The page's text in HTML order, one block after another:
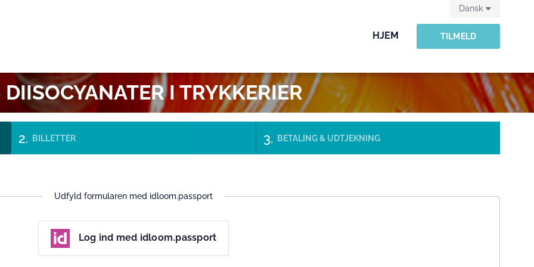
HJEM TILMELD
Dansk
I TRYKKERIER
BILLETTER BETALING & UDTJEKNING
Udfyld formularen med idloom.passport
Log ind med idloom.passport